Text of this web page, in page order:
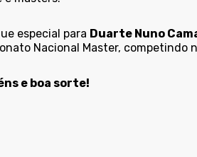
especial para Duarte Nuno
Nacional Master, competindo
e boa sorte!